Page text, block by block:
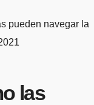
pueden navegar la
las